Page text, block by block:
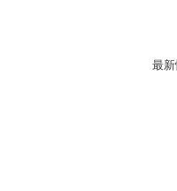
最